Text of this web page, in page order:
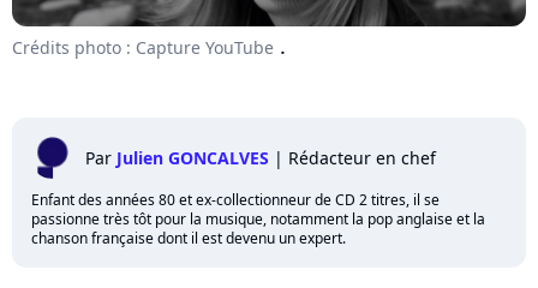
Crédits photo : Capture YouTube .
Par Julien GONCALVES | Rédacteur en chef
Enfant des années 80 et ex-collectionneur de CD 2 titres, il se
passionne très tôt pour la musique, notamment la pop anglaise et la
chanson française dont il est devenu un expert.